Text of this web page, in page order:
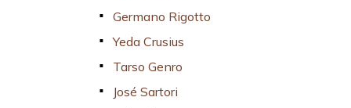
Germano Rigotto
Yeda Crusius
Tarso Genro
José Sartori